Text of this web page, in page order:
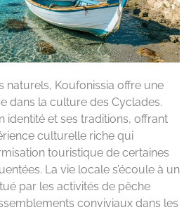
naturels, Koufonissia offre une
dans la culture des Cyclades.
identité et ses traditions, offrant
culturelle riche qui
touristique de certaines
La vie locale s’écoule à un
par les activités de pêche
conviviaux dans les